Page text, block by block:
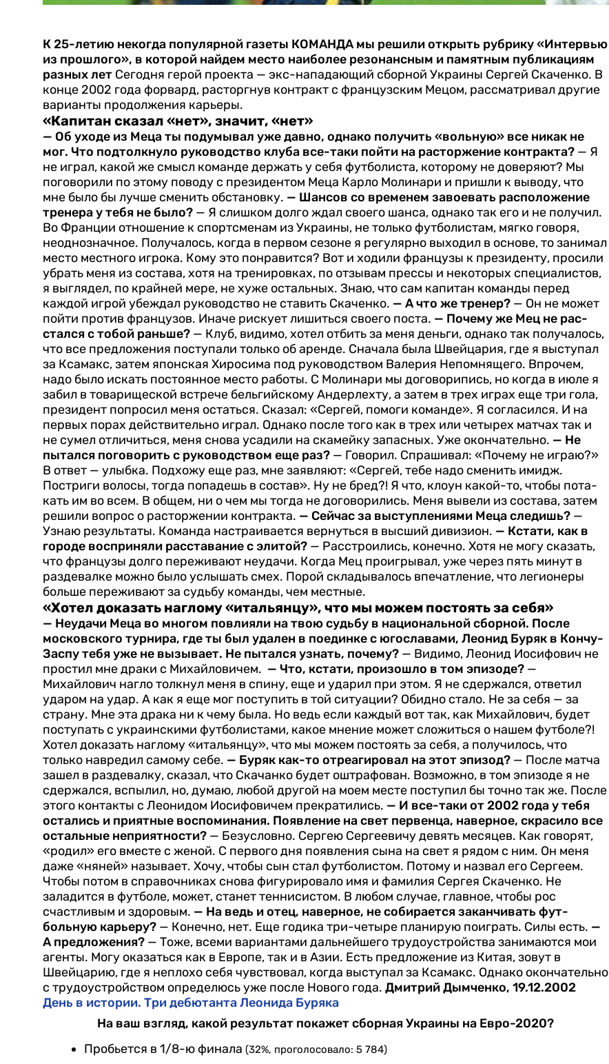
К 25-летию некогда популярной газеты КОМАНДА мы решили открыть рубрику «Интервью
из прошлого», в которой найдем место наиболее резонансным и памятным публикациям
разных лет Сегодня герой проекта — экс-нападающий сборной Украины Сергей Скаченко. В
конце 2002 года форвард, расторгнув контракт с французским Мецом, рассматривал другие
варианты продолжения карьеры.
«Капитан сказал «нет», значит, «нет»
— Об уходе из Меца ты по­думывал уже давно, однако по­лучить «вольную» все никак не
мог. Что подтолкнуло руковод­ство клуба все-таки пойти на расторжение контракта? — Я
не играл, какой же смысл команде держать у себя футбо­листа, которому не доверяют? Мы
поговорили по этому поводу с президентом Меца Карло Молинари и пришли к выводу, что
мне было бы лучше сменить об­становку. — Шансов со временем заво­евать расположение
тренера у тебя не было? — Я слишком долго ждал свое­го шанса, однако так его и не по­лучил.
Во Франции отношение к спортсменам из Украины, не только футболистам, мягко гово­ря,
неоднозначное. Получалось, когда в первом сезоне я регуляр­но выходил в основе, то зани­мал
место местного игрока. Кому это понравится? Вот и ходили французы к президенту, просили
убрать меня из состава, хотя на тренировках, по отзывам прессы и некоторых специалистов,
я вы­глядел, по крайней мере, не хуже остальных. Знаю, что сам капитан команды перед
каждой игрой убеждал руководство не ставить Скаченко. — А что же тренер? — Он не может
пойти против французов. Иначе рискует ли­шиться своего поста. — Почему же Мец не рас­
стался с тобой раньше? — Клуб, видимо, хотел отбить за меня деньги, однако так получалось,
что все предложения поступали только об аренде. Сна­чала была Швейцария, где я выступал
за Ксамакс, затем япон­ская Хиросима под руковод­ством Валерия Непомнящего. Впрочем,
надо было искать пос­тоянное место работы. С Молинари мы договорипись, но когда в июле я
забил в товарищеской встрече бельгийскому Андерлехту, а затем в трех играх еще три гола,
президент попросил ме­ня остаться. Сказал: «Сергей, по­моги команде». Я согласился. И на
первых порах действительно играл. Однако после того как в трех или четырех матчах так и
не сумел отличиться, меня снова усадили на скамейку запасных. Уже окончательно. — Не
пытался поговорить с руководством еще раз? — Говорил. Спрашивал: «По­чему не играю?»
В ответ — улыб­ка. Подхожу еще раз, мне заявля­ют: «Сергей, тебе надо сменить имидж.
Постриги волосы, тогда попадешь в состав». Ну не бред?! Я что, клоун какой-то, чтобы пота­
кать им во всем. В общем, ни о чем мы тогда не договорились. Меня вывели из состава, затем
решили вопрос о расторжении контракта. — Сейчас за выступлениями Меца следишь? —
Узнаю результаты. Команда настраивается вернуться в выс­ший дивизион. — Кстати, как в
городе вос­приняли расставание с элитой? — Расстроились, конечно. Хотя не могу сказать,
что французы долго переживают неудачи. Ког­да Мец проигрывал, уже через пять минут в
раздевалке можно было услышать смех. Порой скла­дывалось впечатление, что ле­гионеры
больше переживают за судьбу команды, чем местные.
«Хотел доказать наглому «итальянцу», что мы мо­жем постоять за себя»
— Неудачи Меца во многом повлияли на твою судьбу в на­циональной сборной. После
московского турнира, где ты был удален в поединке с югосла­вами, Леонид Буряк в Кончу-
Заспу тебя уже не вызывает. Не пытался узнать, почему? — Видимо, Леонид Иосифович не
простил мне драки с Михайло­вичем. — Что, кстати, произошло в том эпизоде? —
Михайлович нагло толкнул меня в спину, еще и ударил при этом. Я не сдержался, ответил
ударом на удар. А как я еще мог поступить в той ситуации? Обид­но стало. Не за себя — за
страну. Мне эта драка ни к чему была. Но ведь если каждый вот так, как Ми­хайлович, будет
поступать с укра­инскими футболистами, какое мнение может сложиться о на­шем футболе?!
Хотел доказать наглому «итальянцу», что мы мо­жем постоять за себя, а получи­лось, что
только навредил само­му себе. — Буряк как-то отреагировал на этот эпизод? — После матча
зашел в разде­валку, сказал, что Скачанко будет оштрафован. Возможно, в том эпизоде я не
сдержался, вспылил, но, думаю, любой другой на моем месте поступил бы точно так же. После
этого контакты с Леонидом Иосифовичем прекратились. — И все-таки от 2002 года у те­бя
остались и приятные воспо­минания. Появление на свет первенца, наверное, скрасило все
остальные неприятности? — Безусловно. Сергею Серге­евичу девять месяцев. Как гово­рят,
«родил» его вместе с женой. С первого дня появления сына на свет я рядом с ним. Он меня
да­же «няней» называет. Хочу, что­бы сын стал футболистом. Пото­му и назвал его Сергеем.
Чтобы потом в справочниках снова фи­гурировало имя и фамилия Сер­гея Скаченко. Не
заладится в футболе, может, станет тенни­систом. В любом случае, глав­ное, чтобы рос
счастливым и здоровым. — На ведь и отец, наверное, не собирается заканчивать фут­
больную карьеру? — Конечно, нет. Еще годика три-четыре планирую поиграть. Силы есть. —
А предложения? — Тоже, всеми вариантами дальнейшего трудоустройства за­нимаются мои
агенты. Могу ока­заться как в Европе, так и в Азии. Есть предложение из Китая, зовут в
Швейцарию, где я неплохо се­бя чувствовал, когда выступал за Ксамакс. Однако окончательно
с трудоустройством определюсь уже после Нового года. Дмитрий Дымченко, 19.12.2002
День в истории. Три дебютанта Леонида Буряка
На ваш взгляд, какой результат покажет сборная Украины на Евро-2020?
Пробьется в 1/8-ю финала (32%, проголосовало: 5 784)